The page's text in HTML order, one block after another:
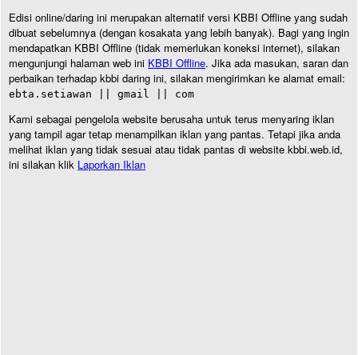
Edisi online/daring ini merupakan alternatif versi KBBI Offline yang sudah
dibuat sebelumnya (dengan kosakata yang lebih banyak). Bagi yang ingin
mendapatkan KBBI Offline (tidak memerlukan koneksi internet), silakan
mengunjungi halaman web ini KBBI Offline. Jika ada masukan, saran dan
perbaikan terhadap kbbi daring ini, silakan mengirimkan ke alamat email:
ebta.setiawan || gmail || com
Kami sebagai pengelola website berusaha untuk terus menyaring iklan
yang tampil agar tetap menampilkan iklan yang pantas. Tetapi jika anda
melihat iklan yang tidak sesuai atau tidak pantas di website kbbi.web.id,
ini silakan klik Laporkan Iklan